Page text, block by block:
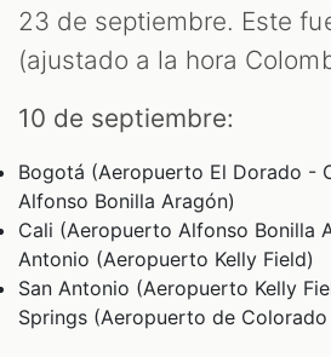
23 de septiembre. Este
(ajustado a la hora
10 de septiembre:
Bogotá (Aeropuerto El Dorado -
Alfonso Bonilla Aragón)
Cali (Aeropuerto Alfonso Bonilla
Antonio (Aeropuerto Kelly Field)
San Antonio (Aeropuerto Kelly
Springs (Aeropuerto de Colorado